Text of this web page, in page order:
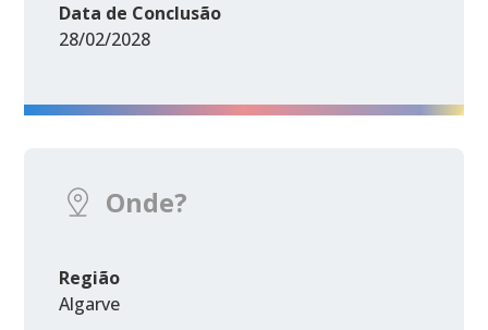
Data de Conclusão
28/02/2028
Onde?
Região
Algarve